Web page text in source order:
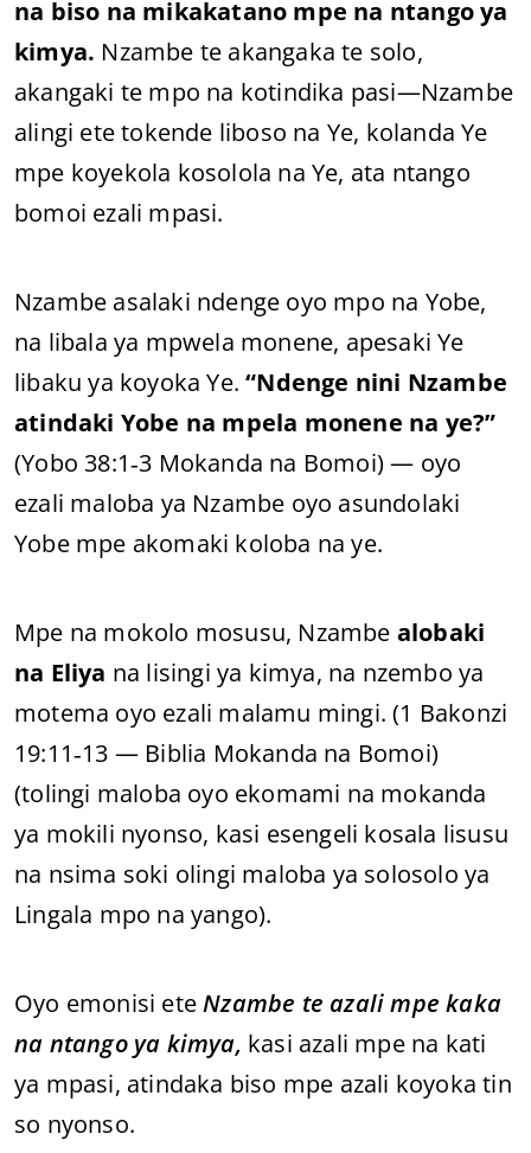
na biso na mikakatano mpe na ntango ya
kimya. Nzambe te akangaka te solo,
akangaki te mpo na kotindika pasi—Nzambe
alingi ete tokende liboso na Ye, kolanda Ye
mpe koyekola kosolola na Ye, ata ntango
bomoi ezali mpasi.
Nzambe asalaki ndenge oyo mpo na Yobe,
na libala ya mpwela monene, apesaki Ye
libaku ya koyoka Ye.“Ndenge nini Nzambe
atindaki Yobe na mpela monene na ye?”
(Yobo 38:1‑3 Mokanda na Bomoi) — oyo
ezali maloba ya Nzambe oyo asundolaki
Yobe mpe akomaki koloba na ye.
Mpe na mokolo mosusu, Nzambe alobaki
na Eliya na lisingi ya kimya, na nzembo ya
motema oyo ezali malamu mingi. (1 Bakonzi
19:11‑13 — Biblia Mokanda na Bomoi)
(tolingi maloba oyo ekomami na mokanda
ya mokili nyonso, kasi esengeli kosala lisusu
na nsima soki olingi maloba ya solosolo ya
Lingala mpo na yango).
Oyo emonisi eteNzambe te azali mpe kaka
na ntango ya kimya, kasi azali mpe na kati
ya mpasi, atindaka biso mpe azali koyoka tin
so nyonso.